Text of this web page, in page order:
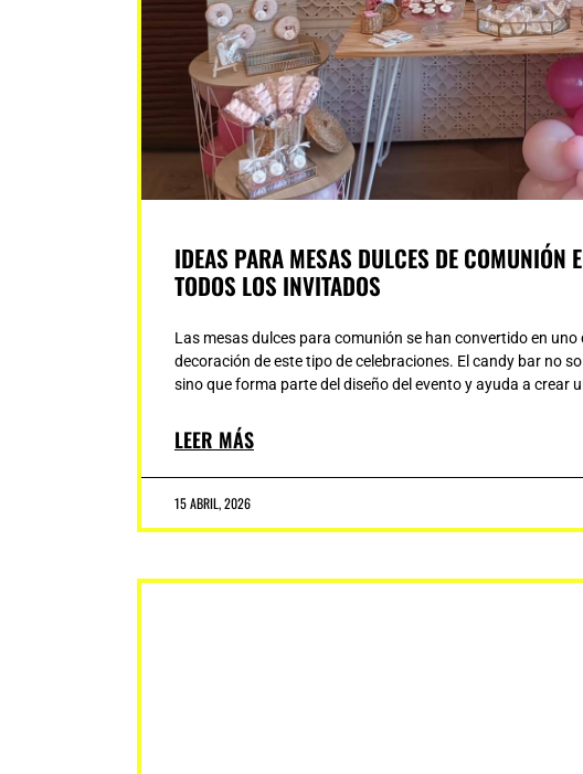
IDEAS PARA MESAS DULCES DE COMUNIÓN
TODOS LOS INVITADOS
Las mesas dulces para comunión se han convertido en
decoración de este tipo de celebraciones. El candy bar no
sino que forma parte del diseño del evento y ayuda a crear
LEER MÁS
15 ABRIL, 2026